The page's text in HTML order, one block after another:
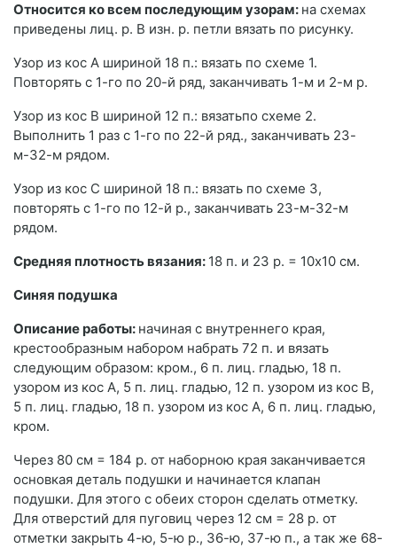
Относится ко всем последующим узорам: на схемах
приведены лиц. р. В изн. р. петли вязать по рисунку.
Узор из кос А шириной 18 п.: вязать по схеме 1.
Повторять с 1-го по 20-й ряд, заканчивать 1-м и 2-м р.
Узор из кос В шириной 12 п.: вязатьпо схеме 2.
Выполнить 1 раз с 1-го по 22-й ряд., заканчивать 23-
м-32-м рядом.
Узор из кос С шириной 18 п.: вязать по схеме 3,
повторять с 1-го по 12-й р., заканчивать 23-м-32-м
рядом.
Средняя плотность вязания: 18 п. и 23 р. = 10х10 см.
Синяя подушка
Описание работы: начиная с внутреннего края,
крестообразным набором набрать 72 п. и вязать
следующим образом: кром., 6 п. лиц. гладью, 18 п.
узором из кос А, 5 п. лиц. гладью, 12 п. узором из кос В,
5 п. лиц. гладью, 18 п. узором из кос А, 6 п. лиц. гладью,
кром.
Через 80 см = 184 р. от наборною края заканчивается
основкая деталь подушки и начинается клапан
подушки. Для этого с обеих сторон сделать отметку.
Для отверстий для пуговиц через 12 см = 28 р. от
отметки закрыть 4-ю, 5-ю р., 36-ю, 37-ю п., а так же 68-